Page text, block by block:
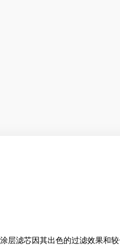
滤芯因其出色的过滤效果和